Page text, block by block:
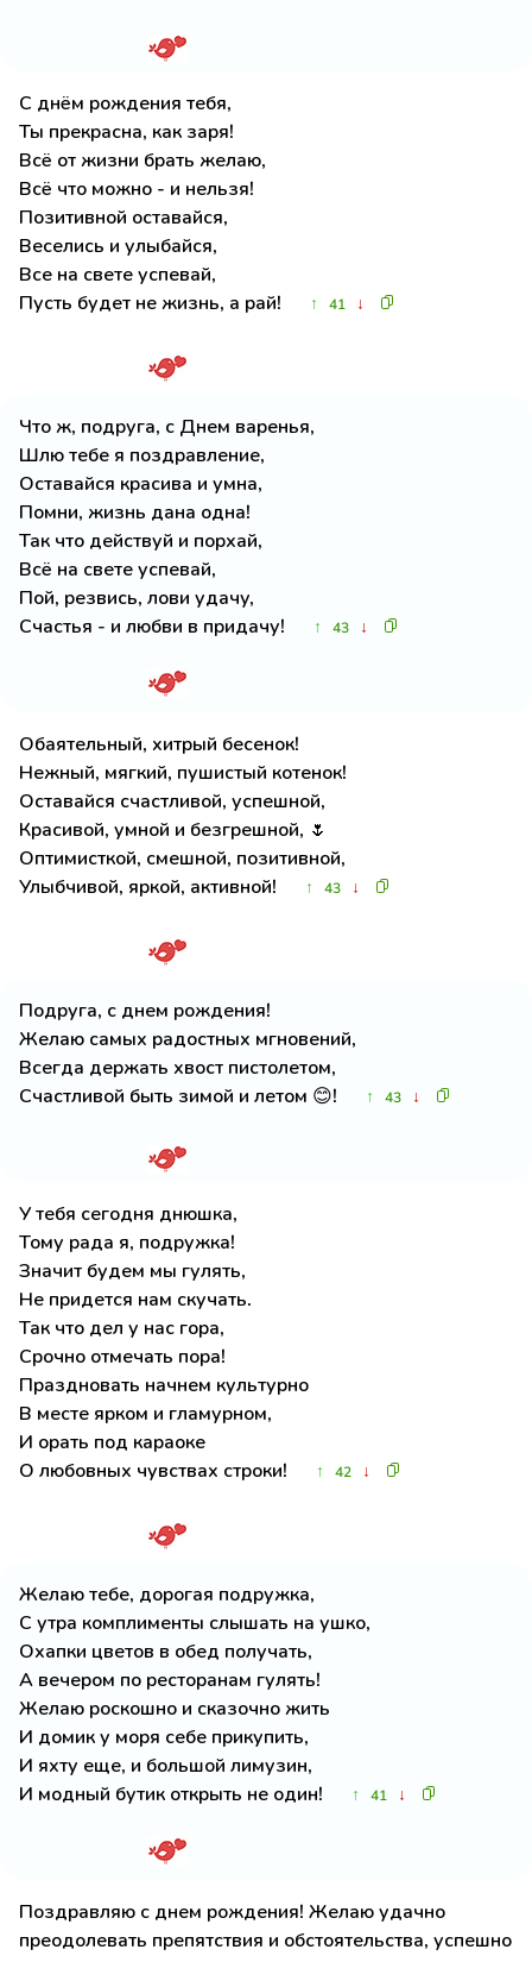
С днём рождения тебя,
Ты прекрасна, как заря!
Всё от жизни брать желаю,
Всё что можно - и нельзя!
Позитивной оставайся,
Веселись и улыбайся,
Все на свете успевай,
Пусть будет не жизнь, а рай!
↑ 41 ↓
Что ж, подруга, с Днем варенья,
Шлю тебе я поздравление,
Оставайся красива и умна,
Помни, жизнь дана одна!
Так что действуй и порхай,
Всё на свете успевай,
Пой, резвись, лови удачу,
Счастья - и любви в придачу!
↑ 43 ↓
Обаятельный, хитрый бесенок!
Нежный, мягкий, пушистый котенок!
Оставайся счастливой, успешной,
Красивой, умной и безгрешной, 🌷
Оптимисткой, смешной, позитивной,
Улыбчивой, яркой, активной!
↑ 43 ↓
Подруга, с днем рождения!
Желаю самых радостных мгновений,
Всегда держать хвост пистолетом,
Счастливой быть зимой и летом 😊!
↑ 43 ↓
У тебя сегодня днюшка,
Тому рада я, подружка!
Значит будем мы гулять,
Не придется нам скучать.
Так что дел у нас гора,
Срочно отмечать пора!
Праздновать начнем культурно
В месте ярком и гламурном,
И орать под караоке
О любовных чувствах строки!
↑ 42 ↓
Желаю тебе, дорогая подружка,
С утра комплименты слышать на ушко,
Охапки цветов в обед получать,
А вечером по ресторанам гулять!
Желаю роскошно и сказочно жить
И домик у моря себе прикупить,
И яхту еще, и большой лимузин,
И модный бутик открыть не один!
↑ 41 ↓
Поздравляю с днем рождения! Желаю удачно
преодолевать препятствия и обстоятельства, успешно